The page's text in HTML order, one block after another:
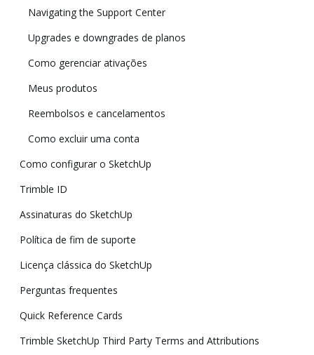
Navigating the Support Center
Upgrades e downgrades de planos
Como gerenciar ativações
Meus produtos
Reembolsos e cancelamentos
Como excluir uma conta
Como configurar o SketchUp
Trimble ID
Assinaturas do SketchUp
Política de fim de suporte
Licença clássica do SketchUp
Perguntas frequentes
Quick Reference Cards
Trimble SketchUp Third Party Terms and Attributions